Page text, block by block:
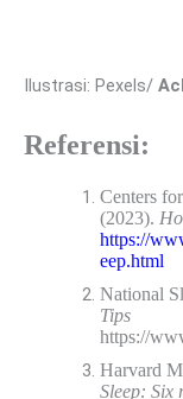
Ilustrasi: Pexels/
Referensi:
Centers
(2023).
https://
eep.html
National
Tips
https://
Harvard
Sleep: Six